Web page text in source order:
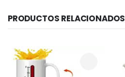
PRODUCTOS RELACIONADOS